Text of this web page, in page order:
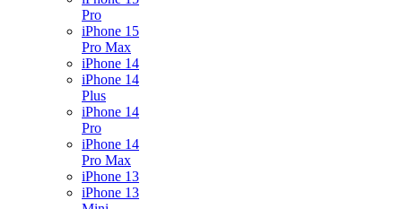
Pro
iPhone 15
Pro Max
iPhone 14
iPhone 14
Plus
iPhone 14
Pro
iPhone 14
Pro Max
iPhone 13
iPhone 13